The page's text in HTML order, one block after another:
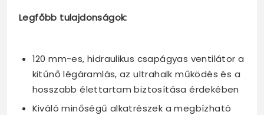
Legfőbb tulajdonságok:
120 mm-es, hidraulikus csapágyas ventilátor a
kitűnő légáramlás, az ultrahalk működés és a
hosszabb élettartam biztosítása érdekében
Kiváló minőségű alkatrészek a megbízható